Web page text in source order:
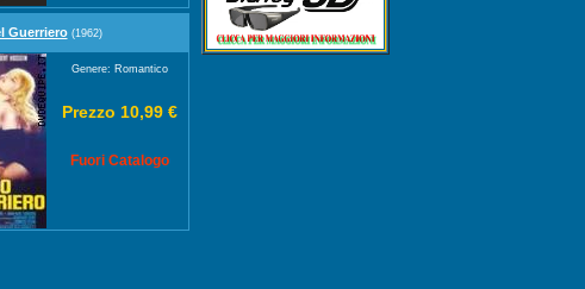
Guerriero(1962)
Genere: Romantico
Prezzo 10,99 €
Fuori Catalogo